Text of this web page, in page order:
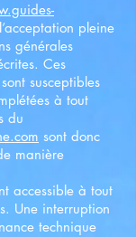
pleine
générales
Ces
susceptibles
à tout
du
sont donc
manière
accessible à tout
Une interruption
technique